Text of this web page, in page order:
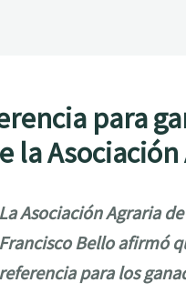
para
la
La Asociación Agraria
Francisco Bello afirmó
referencia para los